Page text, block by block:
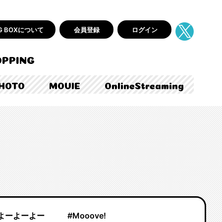
MOVIE OnlineStreaming
BOXについて 会員登録 ログイン
ーよーよー #Mooove!